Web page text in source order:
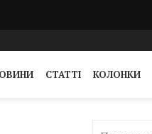
СТАТТІ КОЛОНКИ